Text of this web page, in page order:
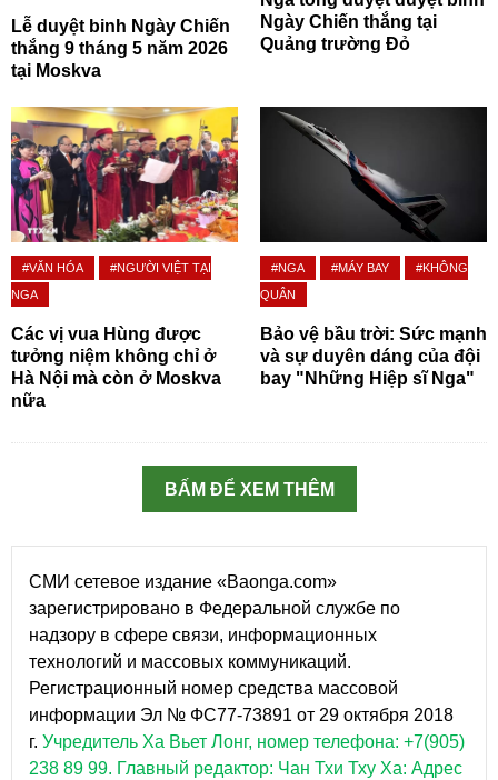
Lễ duyệt binh Ngày Chiến
thắng 9 tháng 5 năm 2026
tại Moskva
Ngày Chiến thắng tại
Quảng trường Đỏ
#VĂN HÓA
#NGƯỜI VIỆT TẠI
NGA
Các vị vua Hùng được
tưởng niệm không chỉ ở
Hà Nội mà còn ở Moskva
nữa
#NGA #MÁY BAY
#KHÔNG
QUÂN
Bảo vệ bầu trời: Sức mạnh
và sự duyên dáng của đội
bay "Những Hiệp sĩ Nga"
BẤM ĐỂ XEM THÊM
СМИ сетевое издание «Baonga.com»
зарегистрировано в Федеральной службе по
надзору в сфере связи, информационных
технологий и массовых коммуникаций.
Регистрационный номер средства массовой
информации Эл № ФС77-73891 от 29 октября 2018
г. Учредитель Ха Вьет Лонг, номер телефона: +7(905)
238 89 99. Главный редактор: Чан Тхи Тху Ха: Адрес